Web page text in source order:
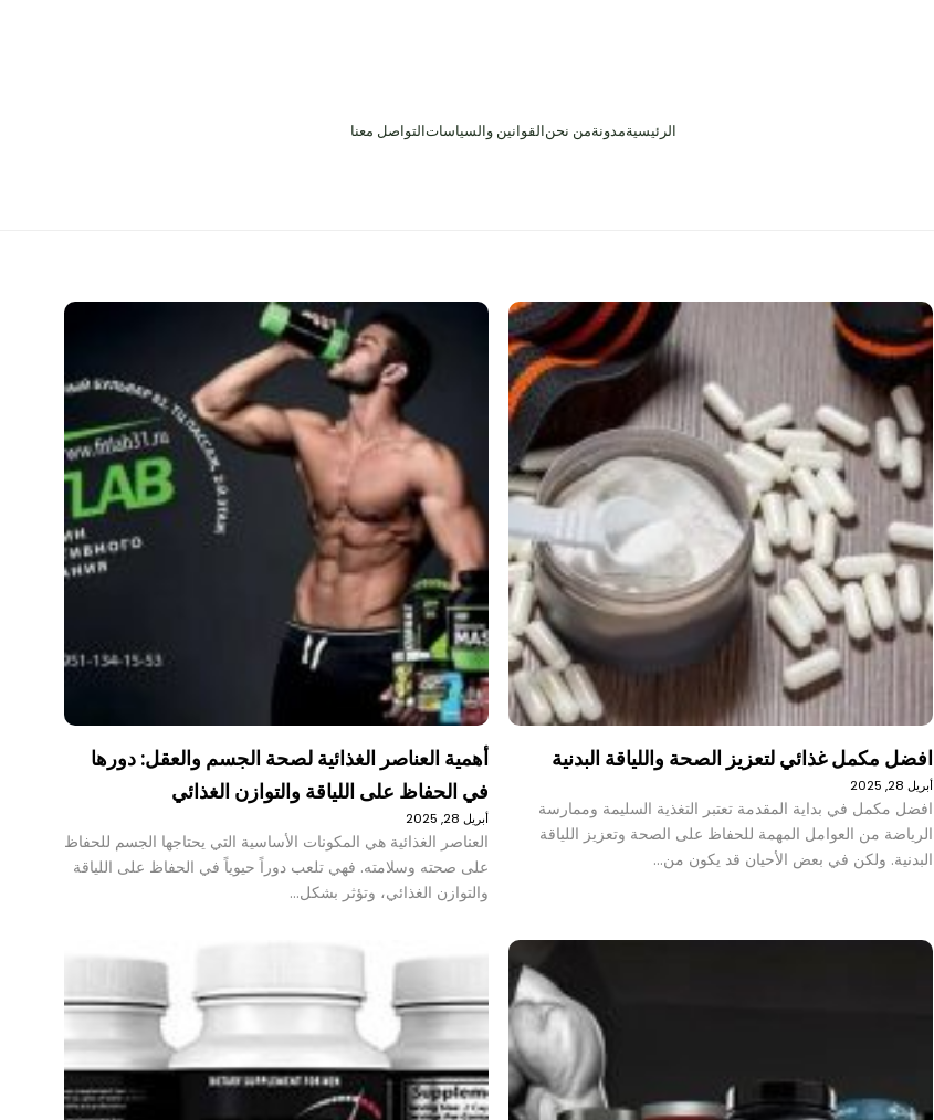
الرئيسيةمدونةمن نحنالقوانين والسياساتالتواصل معنا
افضل مكمل غذائي لتعزيز الصحة واللياقة البدنية
أبريل 28, 2025
افضل مكمل في بداية المقدمة تعتبر التغذية السليمة وممارسة
الرياضة من العوامل المهمة للحفاظ على الصحة وتعزيز اللياقة
البدنية. ولكن في بعض الأحيان قد يكون من…
أهمية العناصر الغذائية لصحة الجسم والعقل: دورها
في الحفاظ على اللياقة والتوازن الغذائي
أبريل 28, 2025
العناصر الغذائية هي المكونات الأساسية التي يحتاجها الجسم للحفاظ
على صحته وسلامته. فهي تلعب دوراً حيوياً في الحفاظ على اللياقة
والتوازن الغذائي، وتؤثر بشكل…